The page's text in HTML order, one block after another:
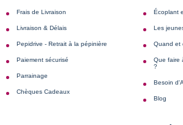
Frais de Livraison
Livraison & Délais
Pepidrive - Retrait à la pépinière
Paiement sécurisé
Parrainage
Chèques Cadeaux
Écoplant
Les
Quand et
Que faire
?
Besoin
Blog